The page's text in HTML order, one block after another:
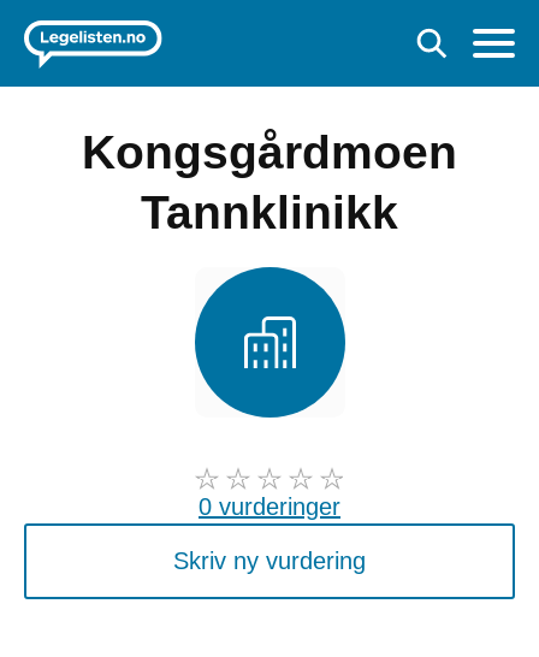
Kongsgårdmoen
Tannklinikk
0 vurderinger
Skriv ny vurdering